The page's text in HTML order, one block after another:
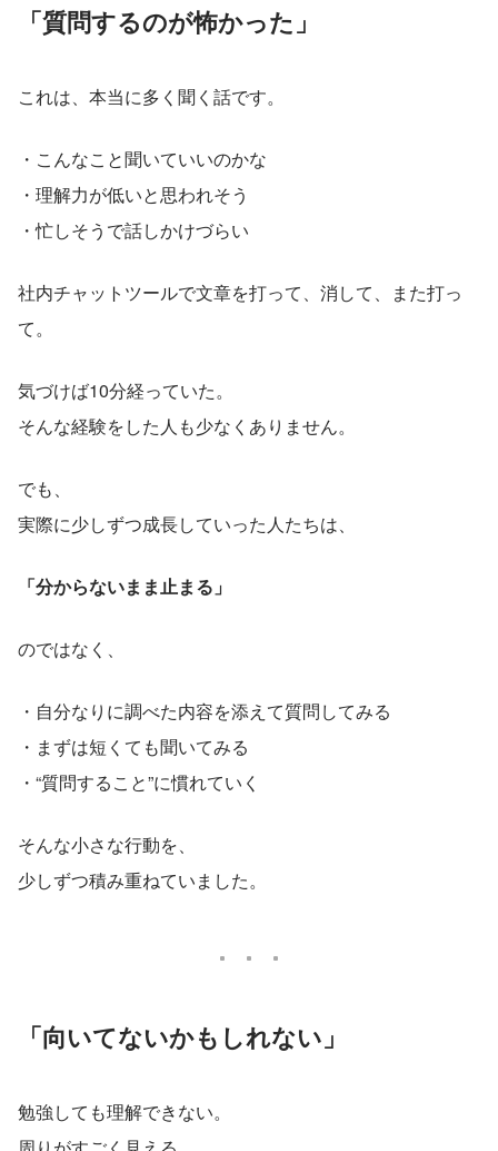
「質問するのが怖かった」
これは、本当に多く聞く話です。
・こんなこと聞いていいのかな
・理解力が低いと思われそう
・忙しそうで話しかけづらい
社内チャットツールで文章を打って、消して、また打っ
て。
気づけば10分経っていた。
そんな経験をした人も少なくありません。
でも、
実際に少しずつ成長していった人たちは、
「分からないまま止まる」
のではなく、
・自分なりに調べた内容を添えて質問してみる
・まずは短くても聞いてみる
・“質問すること”に慣れていく
そんな小さな行動を、
少しずつ積み重ねていました。
「向いてないかもしれない」
勉強しても理解できない。